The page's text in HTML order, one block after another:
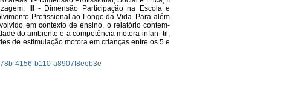
III - Dimensão Participação na Escola e
Profissional ao Longo da Vida. Para além
em contexto de ensino, o relatório contem-
do ambiente e a competência motora infan- til,
de estimulação motora em crianças entre os 5 e
4156-b110-a8907f8eeb3e